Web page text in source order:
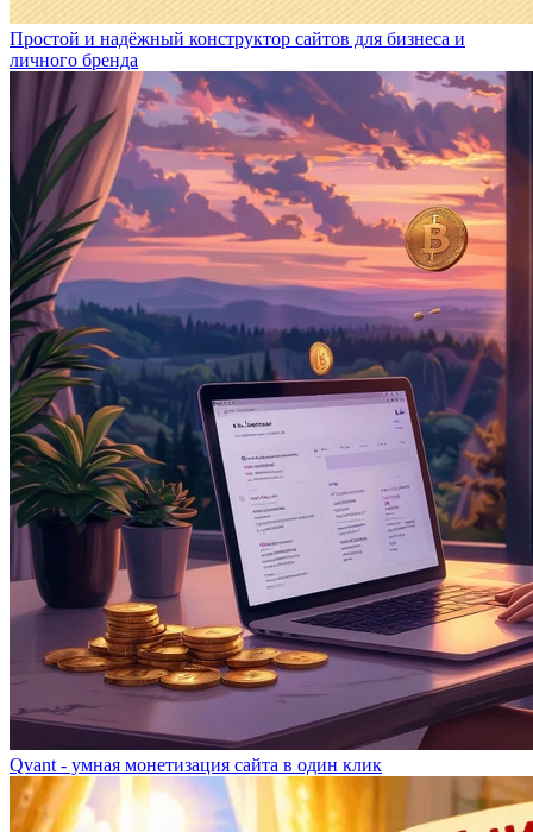
Простой и надёжный конструктор сайтов для бизнеса и
личного бренда
Qvant - умная монетизация сайта в один клик